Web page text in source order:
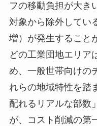
フの移動負担が大き
対象から除外してい
増）が発生すること
どの工業団地エリア
め、一般世帯向けの
れらの地域特性を踏
配れるリアルな部数
が、コスト削減の第